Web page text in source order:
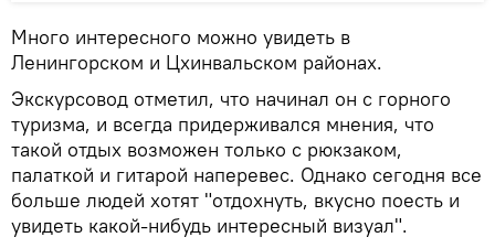
Много интересного можно увидеть в
Ленингорском и Цхинвальском районах.
Экскурсовод отметил, что начинал он с горного
туризма, и всегда придерживался мнения, что
такой отдых возможен только с рюкзаком,
палаткой и гитарой наперевес. Однако сегодня все
больше людей хотят "отдохнуть, вкусно поесть и
увидеть какой-нибудь интересный визуал".